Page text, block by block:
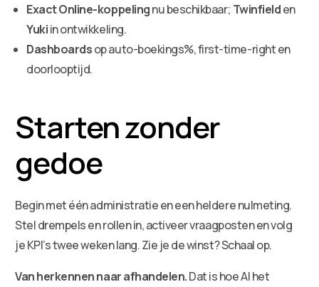
Exact Online-koppelingnu beschikbaar; Twinfielden
Yukiin ontwikkeling.
Dashboardsop auto-boekings%, first-time-right en
doorlooptijd.
Starten zonder
gedoe
Begin met één administratie en een heldere nulmeting.
Stel drempels en rollen in, activeer vraagposten en volg
je KPI’s twee weken lang. Zie je de winst? Schaal op.
Van herkennen naar afhandelen.Dat is hoe AI het